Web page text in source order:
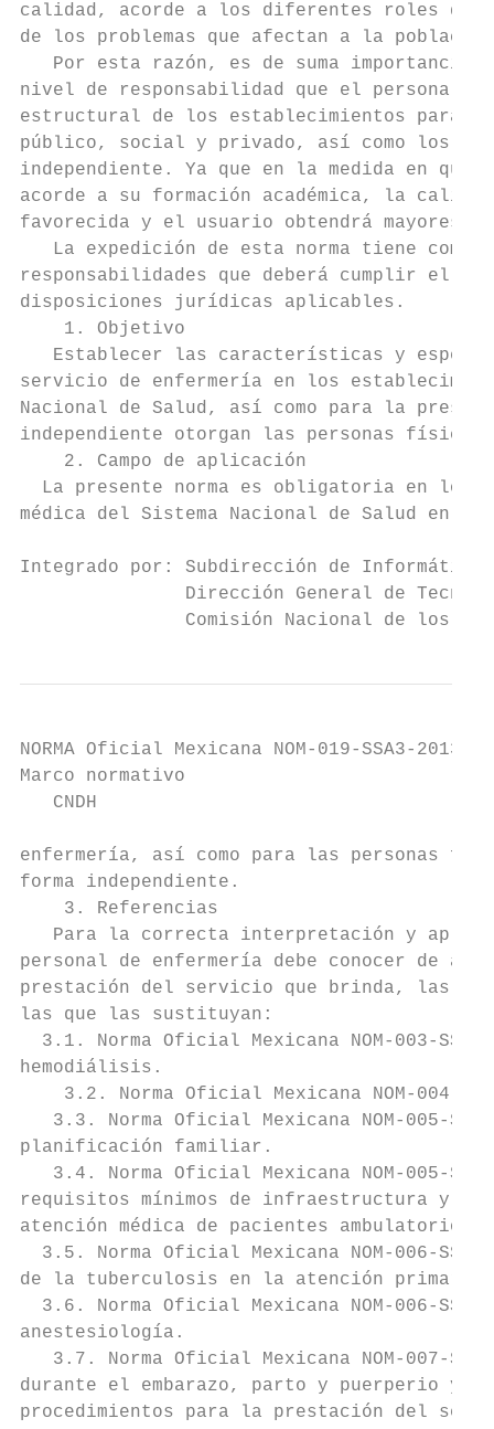
calidad, acorde a los diferentes roles
de los problemas que afectan a la
Por esta razón, es de suma importancia
nivel de responsabilidad que el personal
estructural de los establecimientos para
público, social y privado, así como los
independiente. Ya que en la medida en
acorde a su formación académica, la
favorecida y el usuario obtendrá mayores
La expedición de esta norma tiene como
responsabilidades que deberá cumplir el
disposiciones jurídicas aplicables.
    1. Objetivo
Establecer las características y
servicio de enfermería en los
Nacional de Salud, así como para la
independiente otorgan las personas físicas
    2. Campo de aplicación
La presente norma es obligatoria en los
médica del Sistema Nacional de Salud en
Integrado por: Subdirección de
Dirección General de
Comisión Nacional de los
NORMA Oficial Mexicana NOM-019-SSA3-2013,
Marco normativo
CNDH
enfermería, así como para las personas
forma independiente.
    3. Referencias
Para la correcta interpretación y
personal de enfermería debe conocer de
prestación del servicio que brinda, las
las que las sustituyan:
3.1. Norma Oficial Mexicana NOM-003-
hemodiálisis.
3.2. Norma Oficial Mexicana NOM-004-
3.3. Norma Oficial Mexicana NOM-005-
planificación familiar.
3.4. Norma Oficial Mexicana NOM-005-
requisitos mínimos de infraestructura y
atención médica de pacientes ambulatorios.
3.5. Norma Oficial Mexicana NOM-006-
de la tuberculosis en la atención
3.6. Norma Oficial Mexicana NOM-006-
anestesiología.
3.7. Norma Oficial Mexicana NOM-007-
durante el embarazo, parto y puerperio y
procedimientos para la prestación del